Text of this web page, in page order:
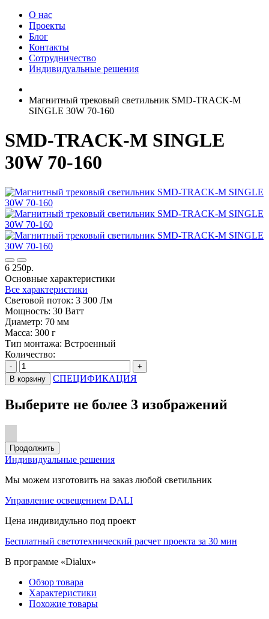
О нас
Проекты
Блог
Контакты
Сотрудничество
Индивидуальные решения
Магнитный трековый светильник SMD-TRACK-M
SINGLE 30W 70-160
SMD-TRACK-M SINGLE
30W 70-160
6 250р.
Основные характеристики
Все характеристики
Световой поток: 3 300 Лм
Мощность: 30 Ватт
Диаметр: 70 мм
Масса: 300 г
Тип монтажа: Встроенный
Количество:
-
+
В корзину
СПЕЦИФИКАЦИЯ
Выберите не более 3 изображений
Продолжить
Индивидуальные решения
Мы можем изготовить на заказ любой светильник
Управление освещением DALI
Цена индивидульно под проект
Бесплатный светотехнический расчет проекта за 30 мин
В программе «Dialux»
Обзор товара
Характеристики
Похожие товары